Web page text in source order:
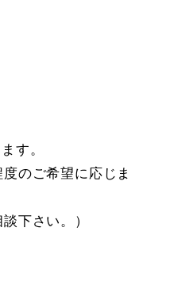
す。
のご希望に応じま
下さい。）